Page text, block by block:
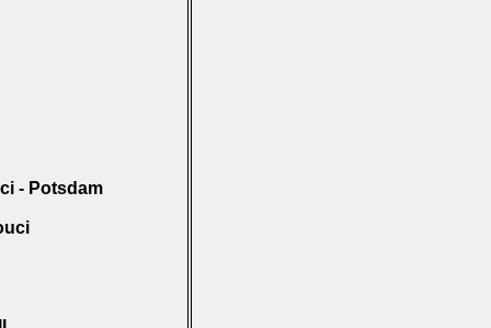
- Potsdam